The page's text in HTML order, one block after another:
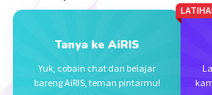
11 Oktober 2023 07:39
Jawaban terverifikasi
Tanya ke AiRIS
Yuk, cobain chat dan belajar
bareng AiRIS, teman pintarmu!